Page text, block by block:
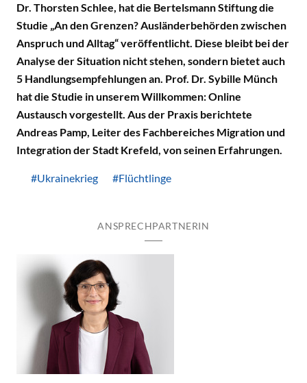
Dr. Thorsten Schlee, hat die Bertelsmann Stiftung die
Studie „An den Grenzen? Ausländerbehörden zwischen
Anspruch und Alltag“ veröffentlicht. Diese bleibt bei der
Analyse der Situation nicht stehen, sondern bietet auch
5 Handlungsempfehlungen an. Prof. Dr. Sybille Münch
hat die Studie in unserem Willkommen: Online
Austausch vorgestellt. Aus der Praxis berichtete
Andreas Pamp, Leiter des Fachbereiches Migration und
Integration der Stadt Krefeld, von seinen Erfahrungen.
#Ukrainekrieg #Flüchtlinge
ANSPRECHPARTNERIN